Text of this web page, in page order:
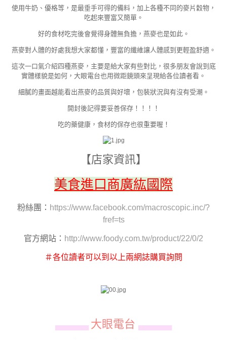
使用牛奶、優格等，是最垂手可得的備料，加上各種不同的麥片穀物，
吃起來豐富又簡單。
好的食材吃完後會覺得身體無負擔，燕麥也是如此。
燕麥對人體的好處我想大家都懂，豐富的纖維讓人體感到更輕盈舒適。
這次一口氣介紹四種燕麥，主要是給大家有些對比，很多朋友會說到底
實體樣貌是如何，大眼電台也用微距鏡頭來呈現給各位讀者看。
細膩的畫面越能看出燕麥的品質與好壞，包裝狀況與有沒有受潮。
開封後記得要妥善保存！！！！
吃的藥健康，食材的保存也很重要喔！
【店家資訊】
美食進口商廣紘國際
粉絲團： https://www.facebook.com/macroscopic.inc/?
fref=ts
官方網站： http://www.foody.com.tw/product/22/0/2
＃各位讀者可以到以上兩網誌購買詢問
▄▄▄▄▄▄ 大眼電台 ▄▄▄▄▄▄